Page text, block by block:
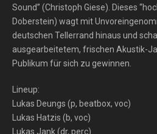
Sound” (Christoph Giese). Dieses
Doberstein) wagt mit
deutschen Tellerrand hinaus und
ausgearbeitetem, frischen Akustik-
Publikum für sich zu gewinnen.
Lineup:
Lukas Deungs (p, beatbox, voc)
Lukas Hatzis (b, voc)
Lukas Jank (dr, perc)